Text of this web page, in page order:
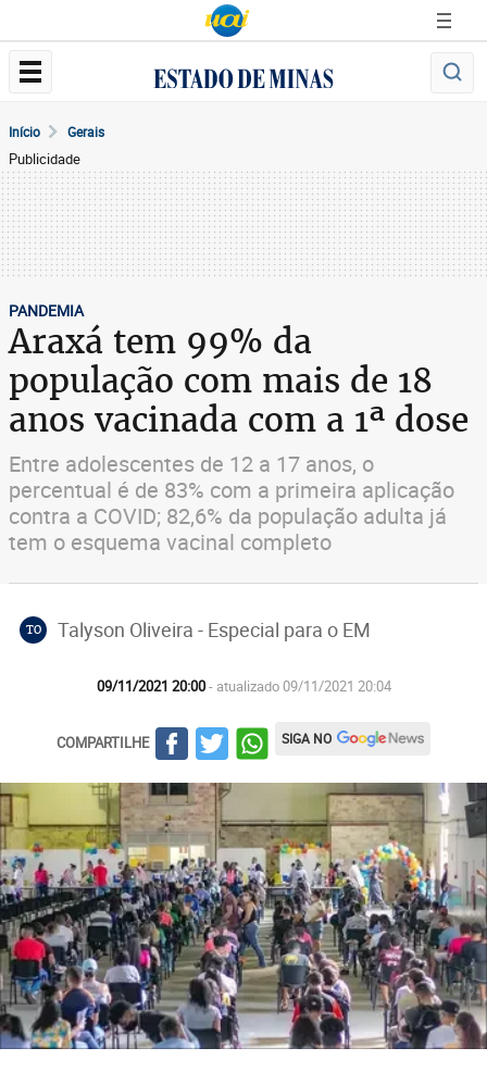
Início Gerais
Publicidade
PANDEMIA
Araxá tem 99% da
população com mais de 18
anos vacinada com a 1ª dose
Entre adolescentes de 12 a 17 anos, o
percentual é de 83% com a primeira aplicação
contra a COVID; 82,6% da população adulta já
tem o esquema vacinal completo
TO Talyson Oliveira - Especial para o EM
09/11/2021 20:00- atualizado 09/11/2021 20:04
COMPARTILHE SIGA NO